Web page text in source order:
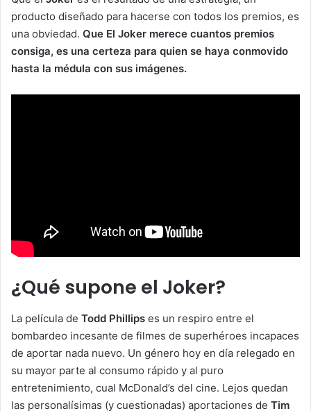
producto diseñado para hacerse con todos los premios, es
una obviedad. Que El Joker merece cuantos premios
consiga, es una certeza para quien se haya conmovido
hasta la médula con sus imágenes.
¿Qué supone el Joker?
La película de Todd Phillips es un respiro entre el
bombardeo incesante de filmes de superhéroes incapaces
de aportar nada nuevo. Un género hoy en día relegado en
su mayor parte al consumo rápido y al puro
entretenimiento, cual McDonald’s del cine. Lejos quedan
las personalísimas (y cuestionadas) aportaciones de Tim